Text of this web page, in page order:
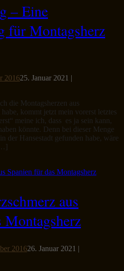
– Eine
für Montagsherz
201625. Januar 2021 |
die Montagsherzen aus
kommt jetzt mein vorerst letztes
meine ich, dass es ja sein kann,
könnte. Denn bei dieser Menge
der Hansestadt gefunden habe, wäre
aus
Montagsherz
201626. Januar 2021 |